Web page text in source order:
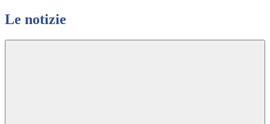
Le notizie